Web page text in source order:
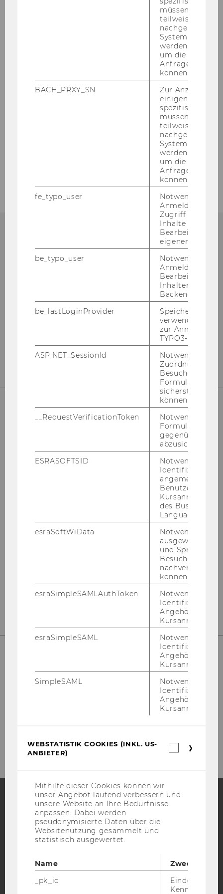
Joint Forces
KONTAKT
Welt­han­dels­platz 1 (D1/TC neben Mensa)
A - 1020 Wien
mail:gru­en­den@wu.ac.at
SOCIAL MEDIA
WHATS­AP­P­GRUP­PE
LIN­KE­DIN
LAUFEND INFORMIERT BLEIBEN!
FacebookInstagram
Bluesky
müssen
teilweise von
nachgelagerten
System
werden.
um die Antwort
Anfrage
können.
BACH_PRXY_SN
Zur Anzeige von
einigen WU-
spezifischen
müssen
teilweise von
nachgelagerten
System
werden.
um die Antwort
Anfrage
können.
fe_typo_user
Notwendig für
Anmeldung und
Zugriff auf
Inhalte oder zur
Bearbeitung des
eigenen Profils.
be_typo_user
Notwendig für
Anmeldung und
Bearbeitung von
Inhalten im
Backend.
be_lastLoginProvider
Speichert die
verwendete
zur Anmeldung
TYPO3-Backend.
ASP.NET_SessionId
Notwendig, um
Zuordnung von
Besucher zu
sicherstellen zu
können.
__RequestVerificationToken
Notwendig, um
gegenüber
abzusichern.
ESRASOFTSID
Notwendig zur
Identifizierung
angemeldeten
Benutzers im
des Business
Language
esraSoftWiData
Notwendig um
ausgewählte
und
Besuchers
nachverfolgen
können.
esraSimpleSAMLAuthToken
Notwendig zur
Identifizierung
Angehörige/r für
Kursanmeldung.
esraSimpleSAML
Notwendig zur
Identifizierung
Angehörige/r für
Kursanmeldung.
SimpleSAML
Notwendig zur
Identifizierung
Angehörige/r für
Kursanmeldung.
WEBSTATISTIK COOKIES (INKL. US-
ANBIETER)
Mithilfe dieser Cookies können wir
unser Angebot laufend verbessern und
unsere Website an Ihre Bedürfnisse
anpassen. Dabei werden
pseudonymisierte Daten über die
Websitenutzung gesammelt und
statistisch ausgewertet.
Name
Zweck
_pk_id
Eindeutige